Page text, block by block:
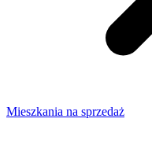
Mieszkania na sprzedaż